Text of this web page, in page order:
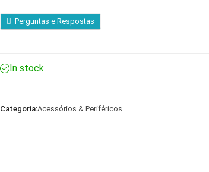
Perguntas e Respostas
In stock
Categoria:Acessórios & Periféricos